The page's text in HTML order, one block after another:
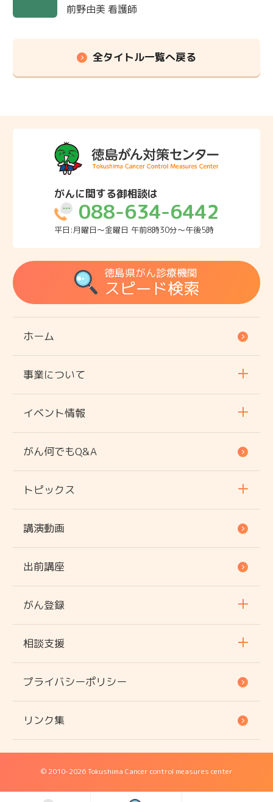
前野由美 看護師
全タイトル一覧へ戻る
がんに関する御相談は
088-634-6442
平日:月曜日～金曜日 午前8時30分～午後5時
徳島県がん診療機関
スピード検索
ホーム
事業について
イベント情報
がん何でもQ&A
トピックス
講演動画
出前講座
がん登録
相談支援
プライバシーポリシー
リンク集
© 2010-2026 Tokushima Cancer control measures center